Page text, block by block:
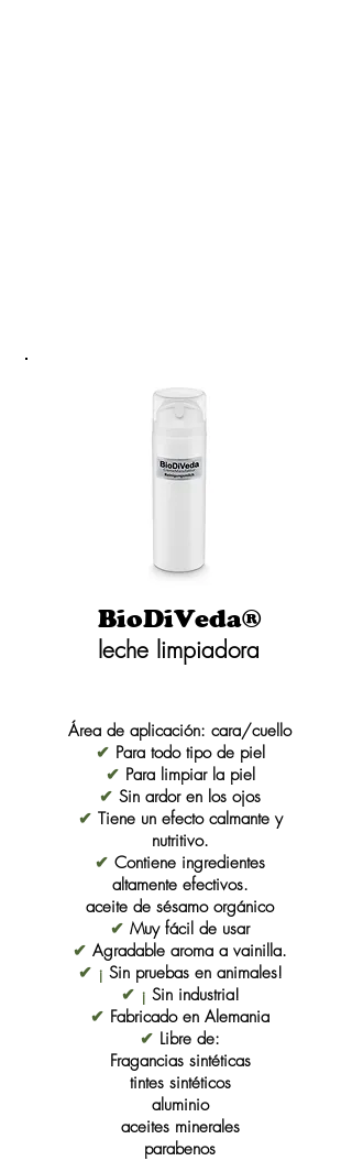
BioDiVeda®
leche limpiadora
Área de aplicación: cara/cuello
✔ Para todo tipo de piel
✔ Para limpiar la piel
✔ Sin ardor en los ojos
✔ Tiene un efecto calmante y
nutritivo.
✔ Contiene ingredientes
altamente efectivos.
aceite de sésamo orgánico
✔ Muy fácil de usar
✔ Agradable aroma a vainilla.
✔ ¡ Sin pruebas en animales!
✔ ¡ Sin industria!
✔ Fabricado en Alemania
✔ Libre de:
Fragancias sintéticas
tintes sintéticos
aluminio
aceites minerales
parabenos